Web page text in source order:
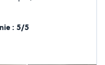
: 5/5